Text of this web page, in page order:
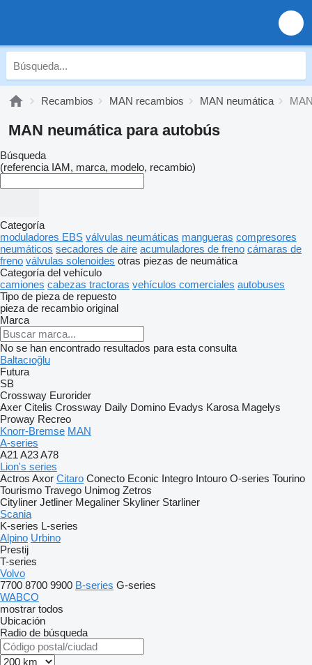
Recambios MAN recambios MAN neumática
MAN neumática para autobús
Búsqueda
(referencia IAM, marca, modelo, recambio)
Categoría
moduladores EBS válvulas neumáticas mangueras compresores
neumáticos secadores de aire acumuladores de freno cámaras de
freno válvulas solenoides otras piezas de neumática
Categoría del vehículo
camiones cabezas tractoras vehículos comerciales autobuses
Tipo de pieza de repuesto
pieza de recambio original
Marca
No se han encontrado resultados para esta consulta
Baltacıoğlu
Futura
SB
Crossway Eurorider
Axer Citelis Crossway Daily Domino Evadys Karosa Magelys
Proway Recreo
Knorr-Bremse MAN
A-series
A21 A23A78
Lion's series
Actros Axor Citaro Conecto Econic Integro Intouro O-series Tourino
Tourismo Travego Unimog Zetros
Cityliner Jetliner Megaliner Skyliner Starliner
Scania
K-series L-series
Alpino Urbino
Prestij
T-series
Volvo
7700 8700 9900 B-series G-series
WABCO
mostrar todos
Ubicación
Radio de búsqueda